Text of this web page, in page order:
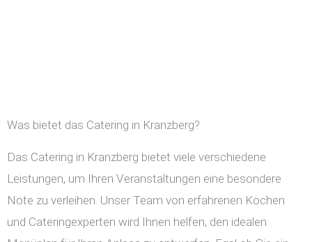
Was bietet das Catering in Kranzberg?
Das Catering in Kranzberg bietet viele verschiedene
Leistungen, um Ihren Veranstaltungen eine besondere
Note zu verleihen. Unser Team von erfahrenen Köchen
und Cateringexperten wird Ihnen helfen, den idealen